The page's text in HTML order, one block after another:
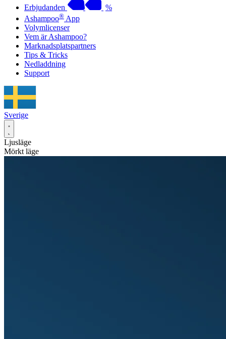
Erbjudanden
%
Ashampoo® App
Volymlicenser
Vem är Ashampoo?
Marknadsplatspartners
Tips & Tricks
Nedladdning
Support
Sverige
Ljusläge
Mörkt läge